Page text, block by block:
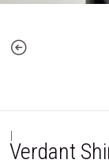
|
Verdant